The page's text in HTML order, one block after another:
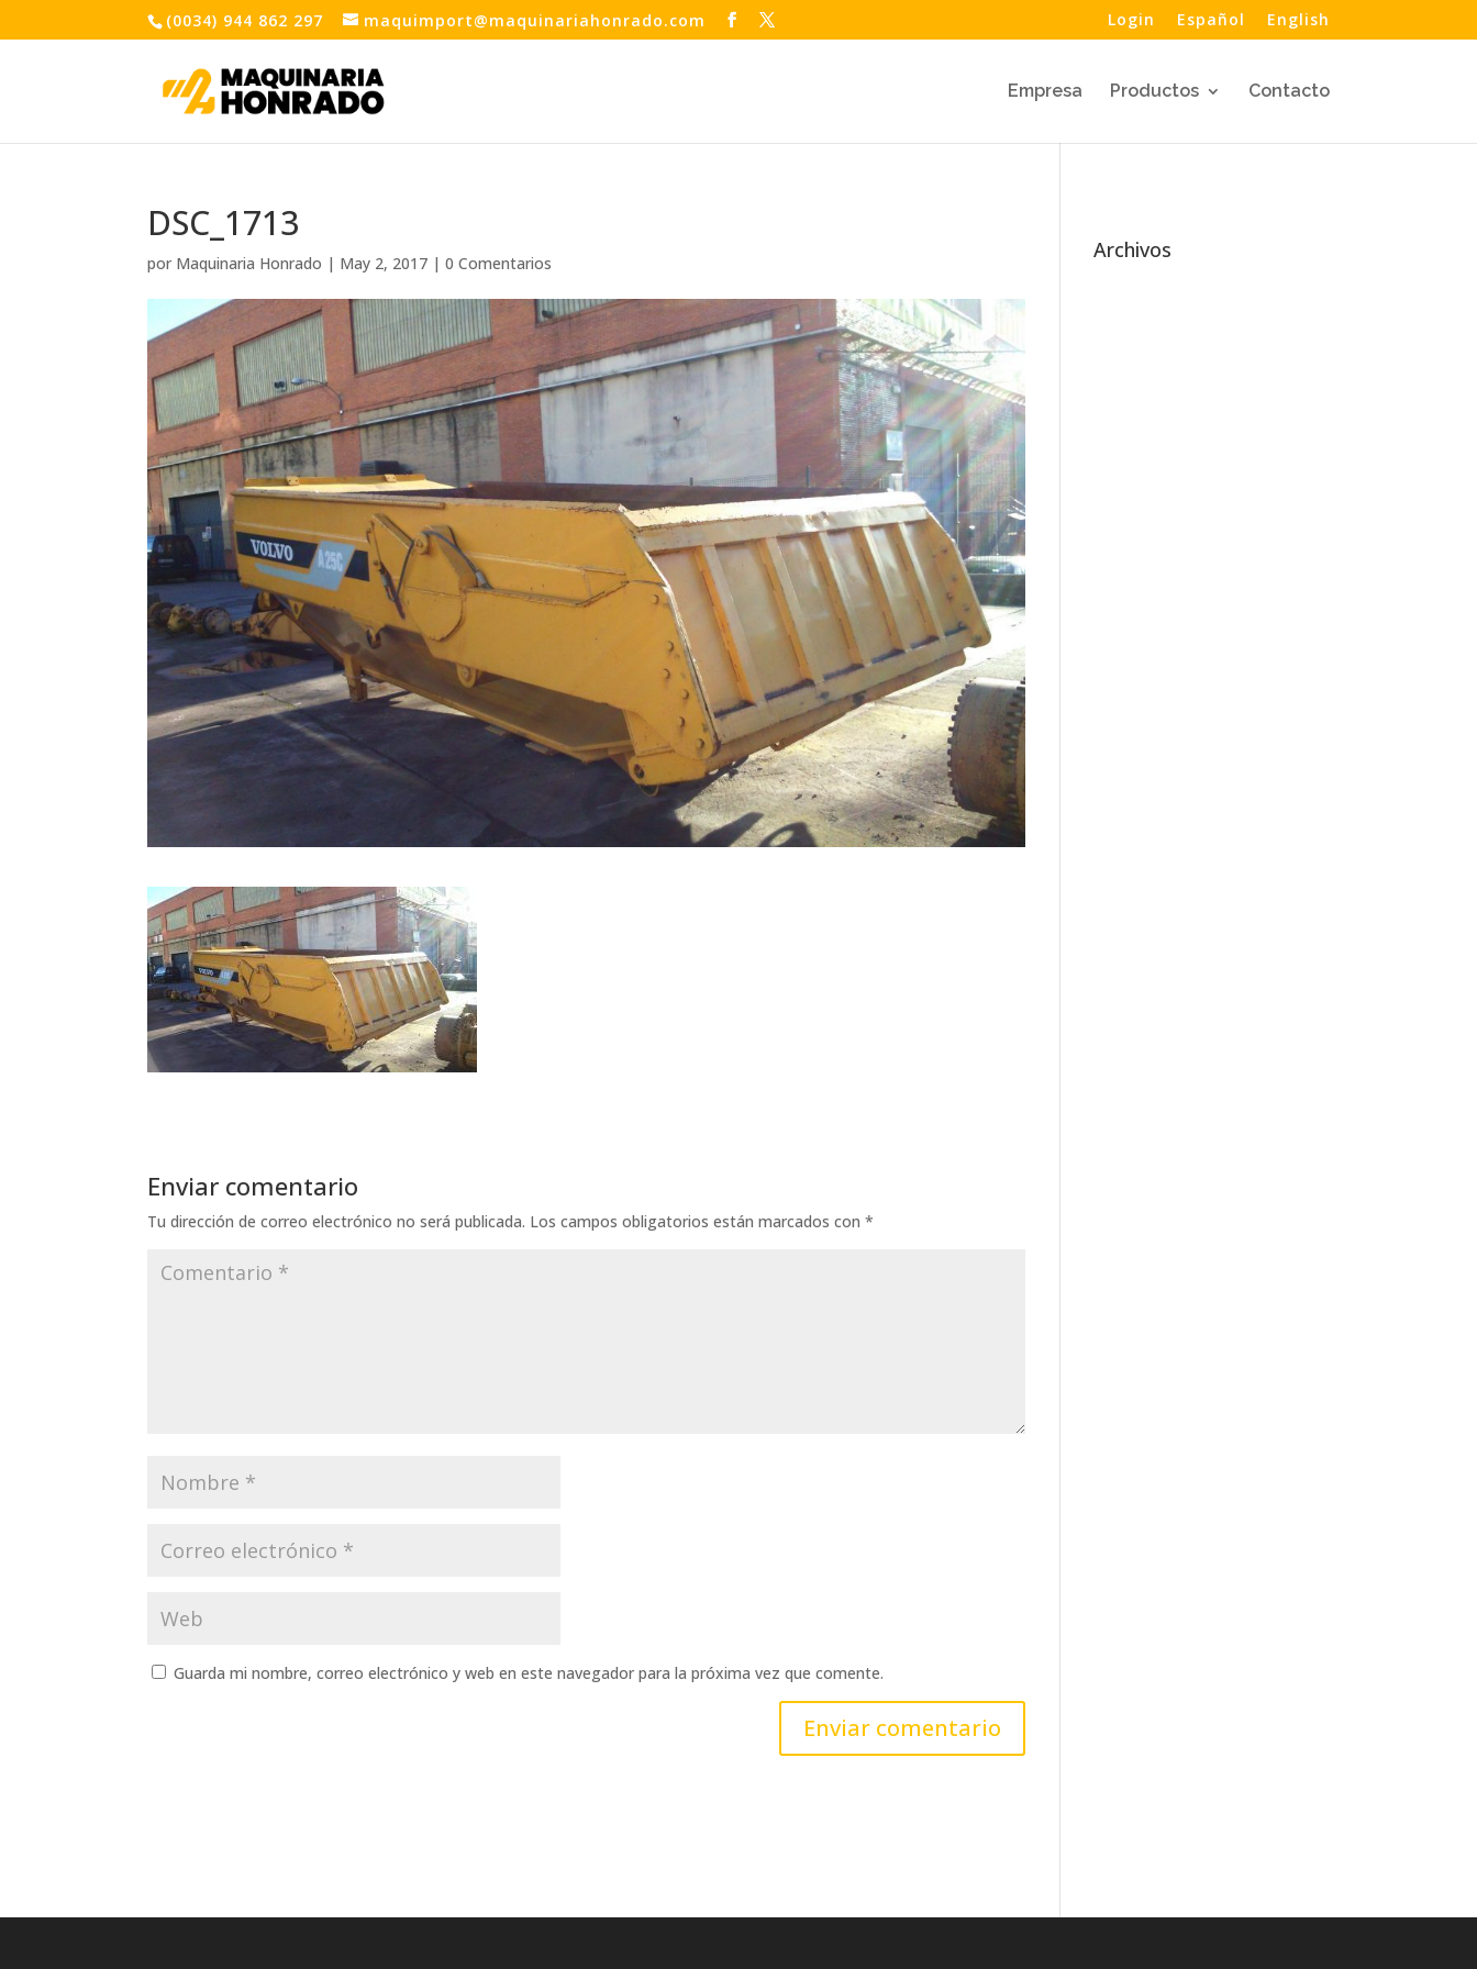
(0034) 944 862 297 maquimport@maquinariahonrado.com Login Español English
Empresa Productos Contacto
DSC_1713
por Maquinaria Honrado | May 2, 2017 |0 Comentarios
Enviar comentario
Tu dirección de correo electrónico no será publicada. Los campos obligatorios están marcados con*
Guarda mi nombre, correo electrónico y web en este navegador para la próxima vez que comente.
Archivos